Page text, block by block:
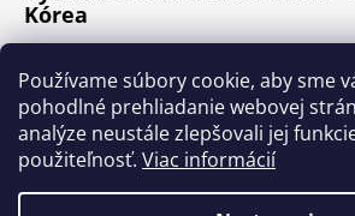
Používame súbory cookie, aby sme
pohodlné prehliadanie webovej
analýze neustále zlepšovali jej
použiteľnosť. Viac informácií
Kórea
11.6.2025
Instagram